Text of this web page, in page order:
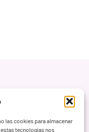
las cookies para almacenar
tecnologías nos